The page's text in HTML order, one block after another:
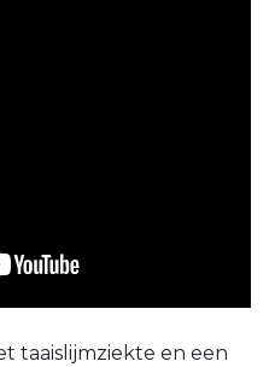
taaislijmziekte en een